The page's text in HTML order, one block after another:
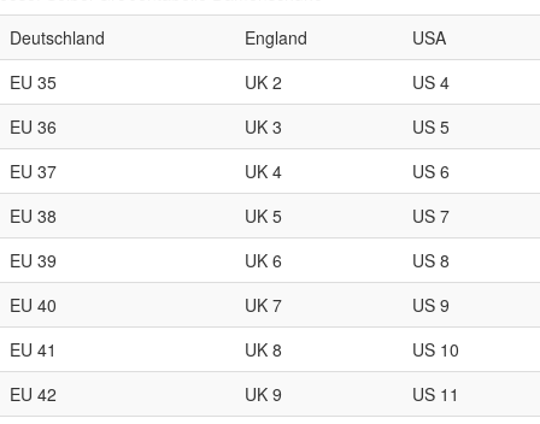
Deutschland
England
USA
EU 35
UK 2
US 4
EU 36
UK 3
US 5
EU 37
UK 4
US 6
EU 38
UK 5
US 7
EU 39
UK 6
US 8
EU 40
UK 7
US 9
EU 41
UK 8
US 10
EU 42
UK 9
US 11